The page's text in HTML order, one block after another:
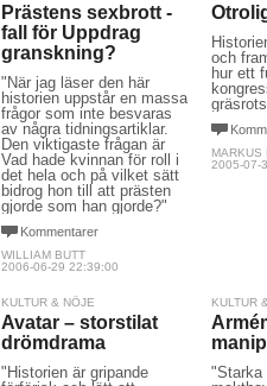
Prästens sexbrott -
fall för Uppdrag
granskning?
"När jag läser den här
historien uppstår en massa
frågor som inte besvaras
av några tidningsartiklar.
Den viktigaste frågan är
Vad hade kvinnan för roll i
det hela och på vilket sätt
bidrog hon till att prästen
gjorde som han gjorde?"
Kommentarer
WILLIAM BUTT
2006-06-29 22:39:00
och
hur ett
MARKUS
2005-07-
KULTUR & NÖJE
Avatar – storstilat
drömdrama
"Historien är gripande
KULTUR
"Starka